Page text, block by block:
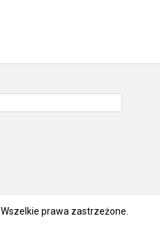
. Wszelkie prawa zastrzeżone.